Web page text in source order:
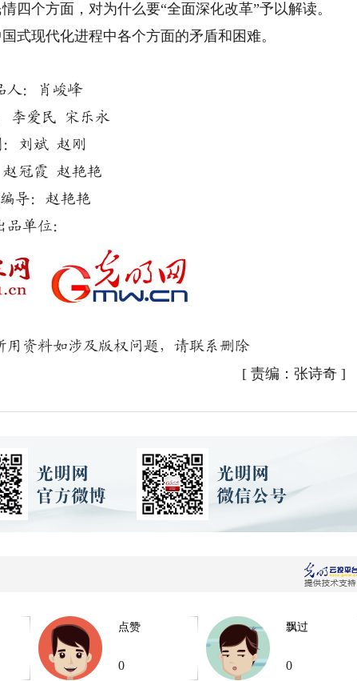
四个方面，对为什么要“全面深化改革”予以解读。
式现代化进程中各个方面的矛盾和困难。
人：肖峻峰
李爱民 宋乐永
：刘斌 赵刚
赵冠霞 赵艳艳
导：赵艳艳
品单位：
资料如涉及版权问题，请联系删除
[ 责编：张诗奇]
点赞
0
飘过
0